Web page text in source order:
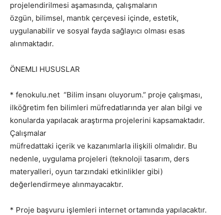
projelendirilmesi aşamasında, çalışmaların
özgün, bilimsel, mantık çerçevesi içinde, estetik,
uygulanabilir ve sosyal fayda sağlayıcı olması esas
alınmaktadır.
ÖNEMLI HUSUSLAR
* fenokulu.net “Bilim insanı oluyorum.” proje çalışması,
ilköğretim fen bilimleri müfredatlarında yer alan bilgi ve
konularda yapılacak araştırma projelerini kapsamaktadır.
Çalışmalar
müfredattaki içerik ve kazanımlarla ilişkili olmalıdır. Bu
nedenle, uygulama projeleri (teknoloji tasarım, ders
materyalleri, oyun tarzındaki etkinlikler gibi)
değerlendirmeye alınmayacaktır.
* Proje başvuru işlemleri internet ortamında yapılacaktır.